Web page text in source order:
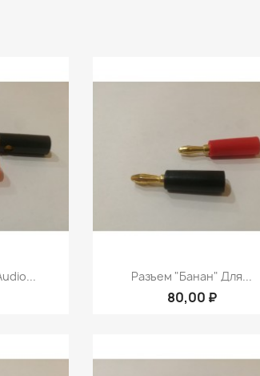
Быстрый просмотр
Разъем "банан" Для...
80,00 ₽